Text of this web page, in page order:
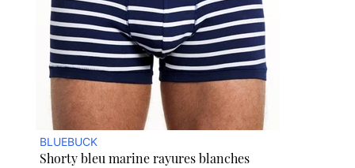
BLUEBUCK
Shorty bleu marine rayures blanches